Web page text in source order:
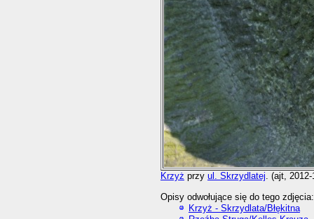
Krzyż przy ul. Skrzydlatej . (ajt,
Opisy odwołujące się do tego zdjęcia:
Krzyż - Skrzydlata/Błękitna